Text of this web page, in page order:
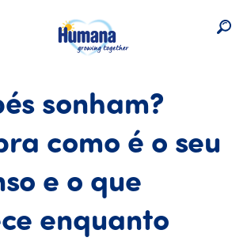
sonham?
como é o seu
e o que
enquanto